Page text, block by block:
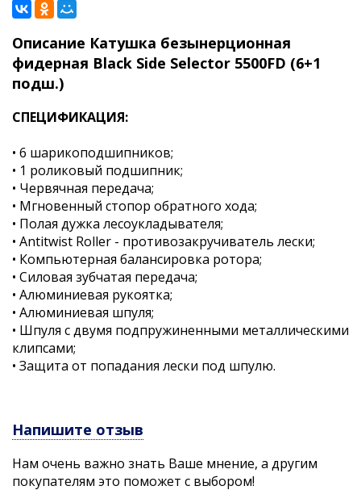
Описание Катушка безынерционная
фидерная Black Side Selector 5500FD (6+1
подш.)
СПЕЦИФИКАЦИЯ:
• 6 шарикоподшипников;
• 1 роликовый подшипник;
• Червячная передача;
• Мгновенный стопор обратного хода;
• Полая дужка лесоукладывателя;
• Antitwist Roller - противозакручиватель лески;
• Компьютерная балансировка ротора;
• Силовая зубчатая передача;
• Алюминиевая рукоятка;
• Алюминиевая шпуля;
• Шпуля с двумя подпружиненными металлическими
клипсами;
• Защита от попадания лески под шпулю.
Напишите отзыв
Нам очень важно знать Ваше мнение, а другим
покупателям это поможет с выбором!